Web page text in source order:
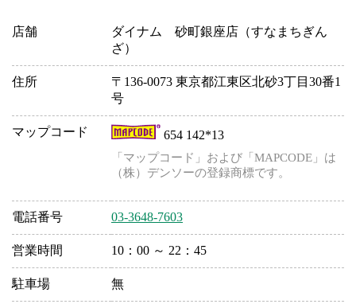
店舗
ダイナム 砂町銀座店（すなまちぎん
ざ）
住所
〒136-0073 東京都江東区北砂3丁目30番1
号
マップコード 654 142*13
「マップコード」および「MAPCODE」は
（株）デンソーの登録商標です。
電話番号 03-3648-7603
営業時間 10：00 ～ 22：45
駐車場 無